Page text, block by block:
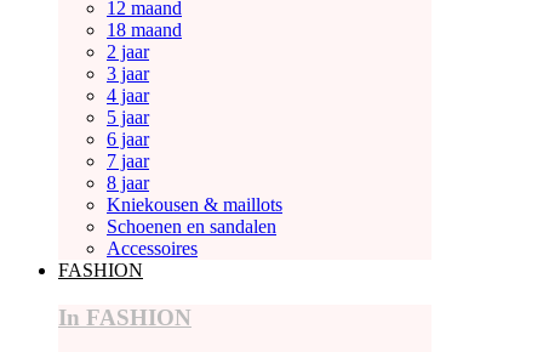
12 maand
18 maand
2 jaar
3 jaar
4 jaar
5 jaar
6 jaar
7 jaar
8 jaar
Kniekousen & maillots
Schoenen en sandalen
Accessoires
FASHION
In FASHION